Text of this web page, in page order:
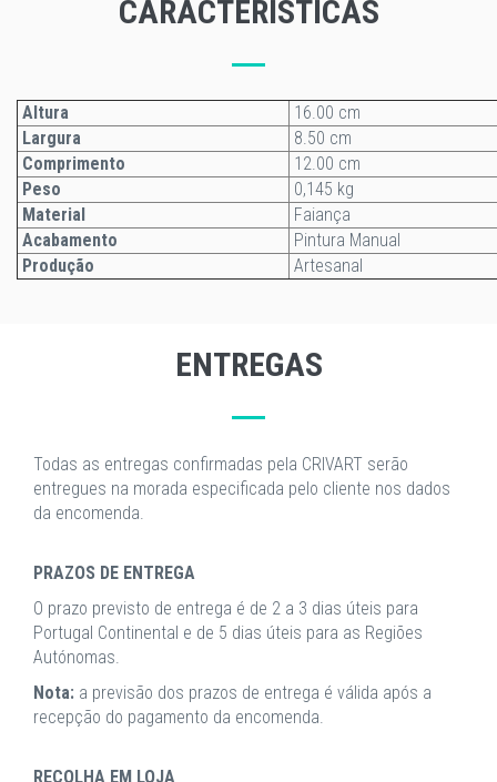
CARACTERISTICAS
Altura
16.00 cm
Largura
8.50 cm
Comprimento
12.00 cm
Peso
0,145 kg
Material
Faiança
Acabamento
Pintura Manual
Produção
Artesanal
ENTREGAS
Todas as entregas confirmadas pela CRIVART serão
entregues na morada especificada pelo cliente nos dados
da encomenda.
PRAZOS DE ENTREGA
O prazo previsto de entrega é de 2 a 3 dias úteis para
Portugal Continental e de 5 dias úteis para as Regiões
Autónomas.
Nota: a previsão dos prazos de entrega é válida após a
recepção do pagamento da encomenda.
RECOLHA EM LOJA